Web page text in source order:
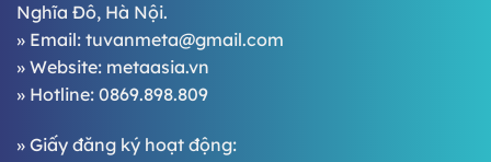
Nghĩa Đô, Hà Nội.
» Email: tuvanmeta@gmail.com
» Website: metaasia.vn
» Hotline: 0869.898.809
» Giấy đăng ký hoạt động: